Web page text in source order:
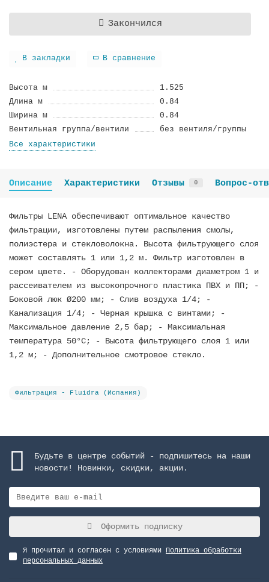
Закончился
В закладки В сравнение
Высота м
1.525
Длина м
0.84
Ширина м
0.84
Вентильная группа/вентили
без вентиля/группы
Все характеристики
Описание Характеристики Отзывы 0 Вопрос-
Фильтры LENA обеспечивают оптимальное качество
фильтрации, изготовлены путем распыления смолы,
полиэстера и стекловолокна. Высота фильтрующего слоя
может составлять 1 или 1,2 м. Фильтр изготовлен в
сером цвете. - Оборудован коллекторами диаметром 1 и
рассеивателем из высокопрочного пластика ПВХ и ПП; -
Боковой люк Ø200 мм; - Слив воздуха 1/4; -
Канализация 1/4; - Черная крышка с винтами; -
Максимальное давление 2,5 бар; - Максимальная
температура 50°С; - Высота фильтрующего слоя 1 или
1,2 м; - Дополнительное смотровое стекло.
Фильтрация - Fluidra (Испания)
Будьте в центре событий - подпишитесь на наши
новости! Новинки, скидки, акции.
Оформить подписку
Я прочитал и согласен с условиями Политика обработки
персональных данных